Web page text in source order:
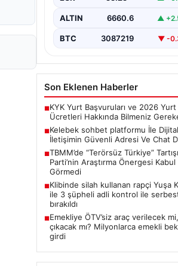
bir biçimde bağlantı kurması
Günümüzde…
ALTIN 6660.6 ▲
BTC 3087219 ▼ -
Son Eklenen Haberler
■KYK Yurt Başvuruları ve 2026 Yurt
Ücretleri Hakkında Bilmeniz
■Kelebek sohbet platformu İle Dijital
İletişimin Güvenli Adresi Ve Chat
■TBMM’de “Terörsüz Türkiye”
Parti’nin Araştırma Önergesi Kabul
Görmedi
■Klibinde silah kullanan rapçi Yuşa
ile 3 şüpheli adli kontrol ile
bırakıldı
■Emekliye ÖTV’siz araç verilecek
çıkacak mı? Milyonlarca emekli
girdi